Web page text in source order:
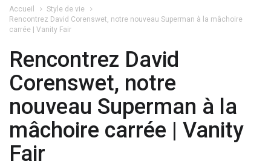
Accueil
Style de vie
Rencontrez David Corenswet, notre nouveau Superman à la mâchoire
carrée | Vanity Fair
Rencontrez David
Corenswet, notre
nouveau Superman à la
mâchoire carrée | Vanity
Fair